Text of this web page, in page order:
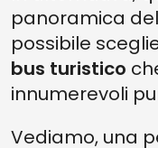
panoramica
possibile
bus turistico
innumerevoli
Vediamo, una